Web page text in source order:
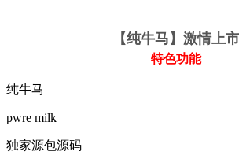
【纯牛马 】激情上市
特色功能
纯牛马
pwre milk
独家源包源码